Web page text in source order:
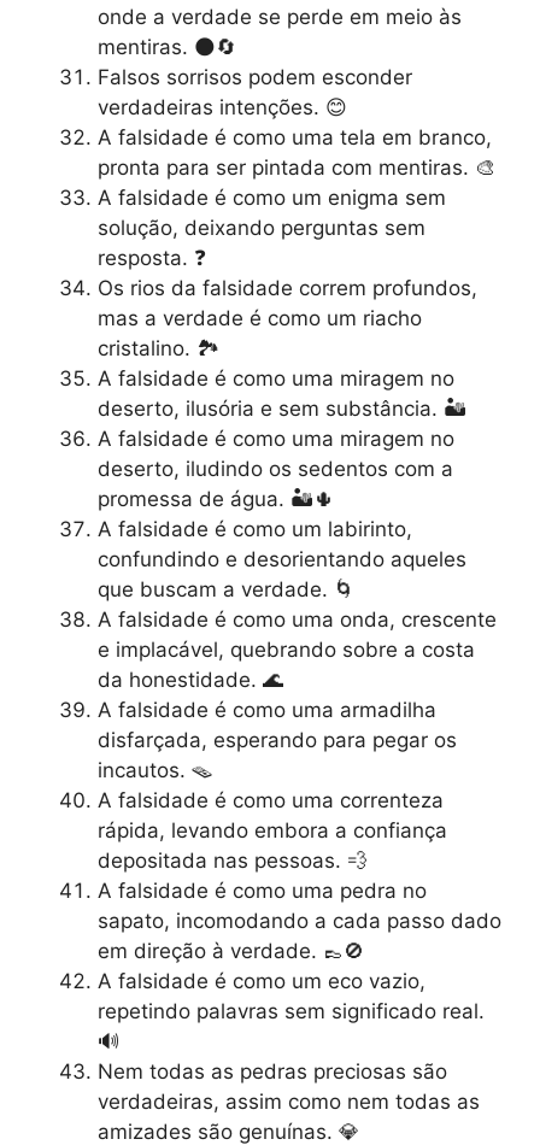
onde a verdade se perde em meio às
mentiras. 🌑🔄
Falsos sorrisos podem esconder
verdadeiras intenções. 😊
A falsidade é como uma tela em branco,
pronta para ser pintada com mentiras. 🎨
A falsidade é como um enigma sem
solução, deixando perguntas sem
resposta. ❓
Os rios da falsidade correm profundos,
mas a verdade é como um riacho
cristalino. 🏞️
A falsidade é como uma miragem no
deserto, ilusória e sem substância. 🏜️
A falsidade é como uma miragem no
deserto, iludindo os sedentos com a
promessa de água. 🏜️🌵
A falsidade é como um labirinto,
confundindo e desorientando aqueles
que buscam a verdade. 🌀
A falsidade é como uma onda, crescente
e implacável, quebrando sobre a costa
da honestidade. 🌊
A falsidade é como uma armadilha
disfarçada, esperando para pegar os
incautos. 🪤
A falsidade é como uma correnteza
rápida, levando embora a confiança
depositada nas pessoas. 💨
A falsidade é como uma pedra no
sapato, incomodando a cada passo dado
em direção à verdade. 👞🚫
A falsidade é como um eco vazio,
repetindo palavras sem significado real.
🔊
Nem todas as pedras preciosas são
verdadeiras, assim como nem todas as
amizades são genuínas. 💎